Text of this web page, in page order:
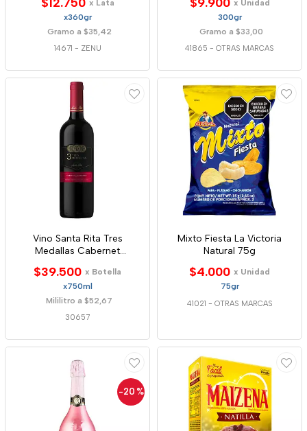
x Lata
x360gr
Gramo a $35,42
14671 - ZENU
x Unidad
300gr
Gramo a $33,00
41865 - OTRAS MARCAS
Vino Santa Rita Tres
Medallas Cabernet
$39.500 x Botella
x750ml
Mililitro a $52,67
30657
Mixto Fiesta La Victoria
Natural 75g
$4.000 x Unidad
75gr
41021 - OTRAS MARCAS
-20 %